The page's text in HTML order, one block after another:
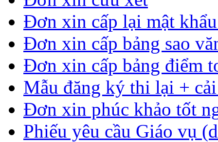
Đơn xin cấp lại mật
Đơn xin cấp bảng sao
Đơn xin cấp bảng điểm
Mẫu đăng ký thi lại +
Đơn xin phúc khảo tốt
Phiếu yêu cầu Giáo vụ